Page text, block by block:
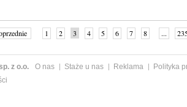
1 2 3 4 5 6 7 8 ...
z o.o. O nas Staże u nas Reklama
Polityka